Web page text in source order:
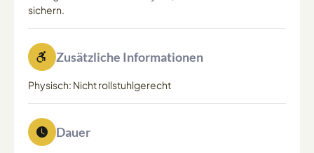
sichern.
Zusätzliche Informationen
Physisch: Nicht rollstuhlgerecht
Dauer